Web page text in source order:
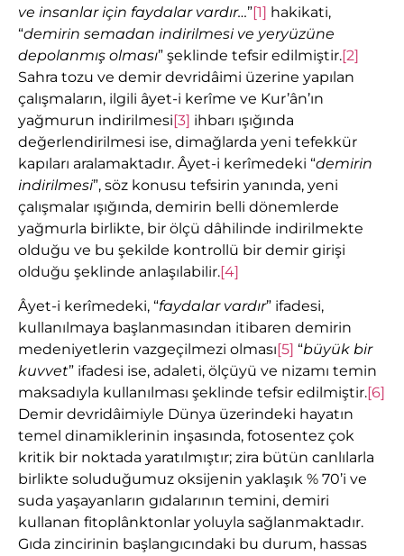
ve insanlar için faydalar vardır…”[1] hakikati,
“demirin semadan indirilmesi ve yeryüzüne
depolanmış olması” şeklinde tefsir edilmiştir.[2]
Sahra tozu ve demir devridâimi üzerine yapılan
çalışmaların, ilgili âyet-i kerîme ve Kur’ân’ın
yağmurun indirilmesi[3] ihbarı ışığında
değerlendirilmesi ise, dimağlarda yeni tefekkür
kapıları aralamaktadır. Âyet-i kerîmedeki “demirin
indirilmesi”, söz konusu tefsirin yanında, yeni
çalışmalar ışığında, demirin belli dönemlerde
yağmurla birlikte, bir ölçü dâhilinde indirilmekte
olduğu ve bu şekilde kontrollü bir demir girişi
olduğu şeklinde anlaşılabilir.[4]
Âyet-i kerîmedeki, “faydalar vardır” ifadesi,
kullanılmaya başlanmasından itibaren demirin
medeniyetlerin vazgeçilmezi olması[5] “büyük bir
kuvvet” ifadesi ise, adaleti, ölçüyü ve nizamı temin
maksadıyla kullanılması şeklinde tefsir edilmiştir.[6]
Demir devridâimiyle Dünya üzerindeki hayatın
temel dinamiklerinin inşasında, fotosentez çok
kritik bir noktada yaratılmıştır; zira bütün canlılarla
birlikte soluduğumuz oksijenin yaklaşık % 70’i ve
suda yaşayanların gıdalarının temini, demiri
kullanan fitoplânktonlar yoluyla sağlanmaktadır.
Gıda zincirinin başlangıcındaki bu durum, hassas